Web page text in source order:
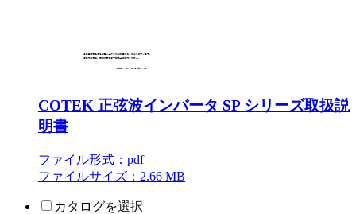
COTEK 正弦波インバータ SP シリーズ取扱説
明書
ファイル形式：pdf
ファイルサイズ：2.66 MB
カタログを選択